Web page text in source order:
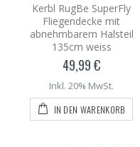
Kerbl RugBe SuperFly
Fliegendecke mit
abnehmbarem Halsteil
135cm weiss
49,99 €
Inkl. 20% MwSt.
IN DEN WARENKORB